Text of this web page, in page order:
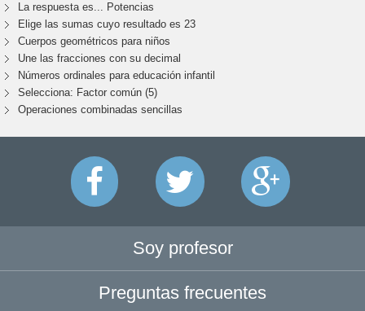
La respuesta es... Potencias
Elige las sumas cuyo resultado es 23
Cuerpos geométricos para niños
Une las fracciones con su decimal
Números ordinales para educación infantil
Selecciona: Factor común (5)
Operaciones combinadas sencillas
Soy profesor
Preguntas frecuentes